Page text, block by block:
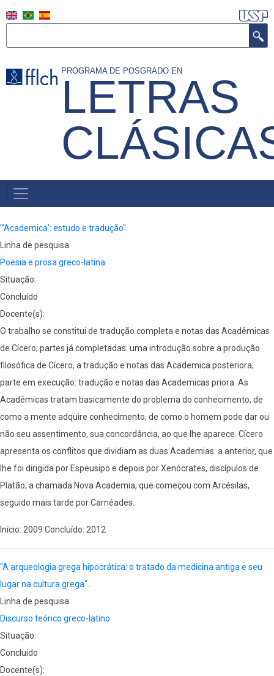
to
PROGRAMA DE POSGRADO EN
LETRAS
NAVEGAÇÃO
PRINCIPAL
"'Academica': estudo e tradução".
Linha de pesquisa:
Poesia e prosa greco-latina
Situação:
Concluído
Docente(s):
O trabalho se constitui de tradução completa e notas das Acadêmicas
de Cícero; partes já completadas: uma introdução sobre a produção
filosófica de Cícero, a tradução e notas das Academica posteriora;
parte em execução: tradução e notas das Academicas priora. As
Acadêmicas tratam basicamente do problema do conhecimento, de
como a mente adquire conhecimento, de como o homem pode dar ou
não seu assentimento, sua concordância, ao que lhe aparece. Cícero
apresenta os conflitos que dividiam as duas Academias: a anterior, que
lhe foi dirigida por Espeusipo e depois por Xenócrates, discípulos de
Platão; a chamada Nova Academia, que começou com Arcésilas,
seguido mais tarde por Carnéades.
Início: 2009 Concluído: 2012
"A arqueologia grega hipocrática: o tratado da medicina antiga e seu
lugar na cultura grega".
Linha de pesquisa:
Discurso teórico greco-latino
Situação:
Concluído
Docente(s):